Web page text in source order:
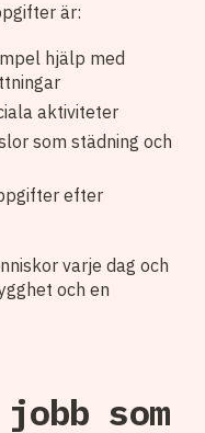
är:
hjälp med
aktiviteter
som städning och
efter
varje dag och
och en
som